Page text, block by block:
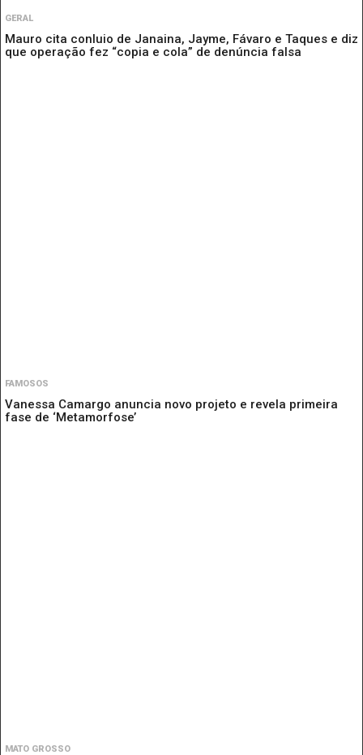
GERAL
Mauro cita conluio de Janaina, Jayme, Fávaro e Taques e diz
que operação fez “copia e cola” de denúncia falsa
FAMOSOS
Vanessa Camargo anuncia novo projeto e revela primeira
fase de ‘Metamorfose’
MATO GROSSO